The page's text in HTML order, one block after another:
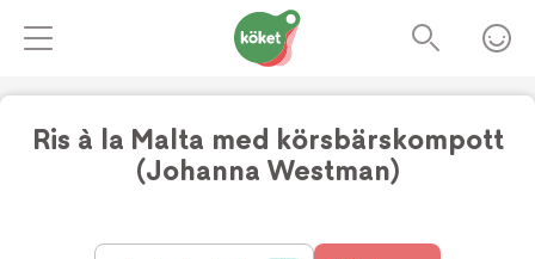
Ris à la Malta med körsbärskompott
(Johanna Westman)